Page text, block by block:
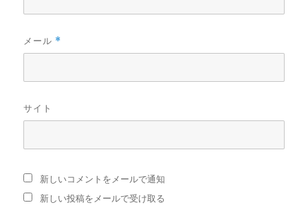
メール *
サイト
新しいコメントをメールで通知
新しい投稿をメールで受け取る